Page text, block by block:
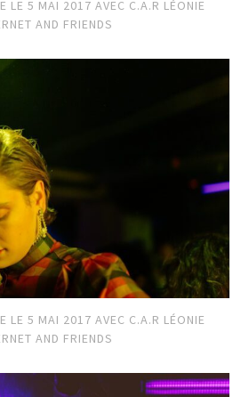
LE 5 MAI 2017 AVEC C.A.R LÉONIE
AND FRIENDS
LE 5 MAI 2017 AVEC C.A.R LÉONIE
AND FRIENDS